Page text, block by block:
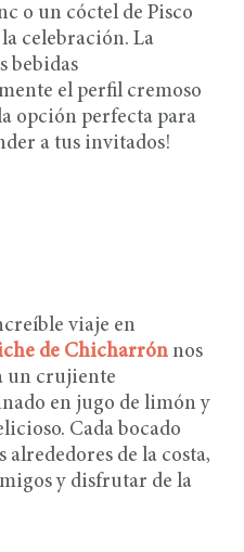
o un cóctel de Pisco
celebración. La
bebidas
el perfil cremoso
opción perfecta para
a tus invitados!
viaje en
de Chicharrón nos
un crujiente
en jugo de limón y
Cada bocado
alrededores de la costa,
y disfrutar de la